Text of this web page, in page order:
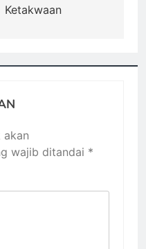
Ketakwaan
akan
wajib ditandai *